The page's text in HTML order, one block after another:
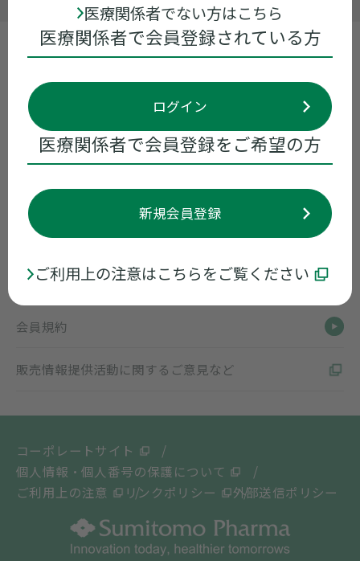
医療関係者でない方はこちら
医療関係者で会員登録されている方
ログイン
医療関係者で会員登録をご希望の方
新規会員登録
ご利用上の注意はこちらをご覧ください
領域別情報
ライブ配信講演会
資材
お役立ち情報
メディカルアフェアーズ
会員規約
販売情報提供活動に関するご意見など
コーポレートサイト
個人情報・個人番号の保護について
ご利用上の注意
リンクポリシー 外部送信ポリシー